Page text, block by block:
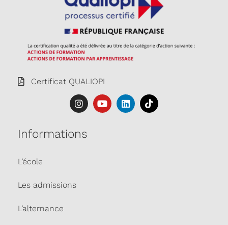
Certificat QUALIOPI
Informations
L’école
Les admissions
L’alternance